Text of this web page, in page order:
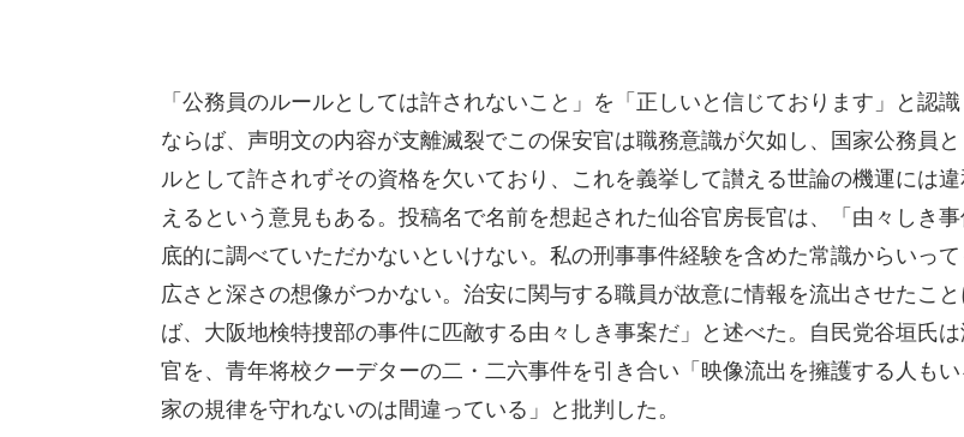
「公務員のルールとしては許されないこと」を「正しいと信じております」と認
ならば、声明文の内容が支離滅裂でこの保安官は職務意識が欠如し、国家公務員
ルとして許されずその資格を欠いており、これを義挙して讃える世論の機運には
えるという意見もある。投稿名で名前を想起された仙谷官房長官は、「由々しき
底的に調べていただかないといけない。私の刑事事件経験を含めた常識からいっ
広さと深さの想像がつかない。治安に関与する職員が故意に情報を流出させたこ
ば、大阪地検特捜部の事件に匹敵する由々しき事案だ」と述べた。自民党谷垣氏
官を、青年将校クーデターの二・二六事件を引き合い「映像流出を擁護する人もい
家の規律を守れないのは間違っている」と批判した。